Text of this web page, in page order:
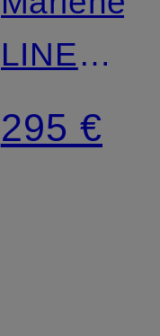
LINE
aus
Spitze
295 €